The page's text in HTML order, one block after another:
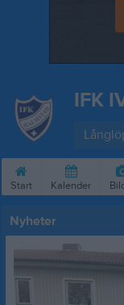
IFK
Start Kalender
Nyheter